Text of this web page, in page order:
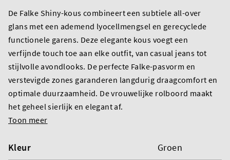
De Falke Shiny-kous combineert een subtiele all-over
glans met een ademend lyocellmengsel en gerecyclede
functionele garens. Deze elegante kous voegt een
verfijnde touch toe aan elke outfit, van casual jeans tot
stijlvolle avondlooks. De perfecte Falke-pasvorm en
verstevigde zones garanderen langdurig draagcomfort en
optimale duurzaamheid. De vrouwelijke rolboord maakt
het geheel sierlijk en elegant af.
Toon meer
Kleur Groen